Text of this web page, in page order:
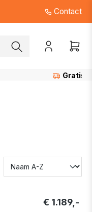
Contact
in de regio Beerse
€ 1.189,-